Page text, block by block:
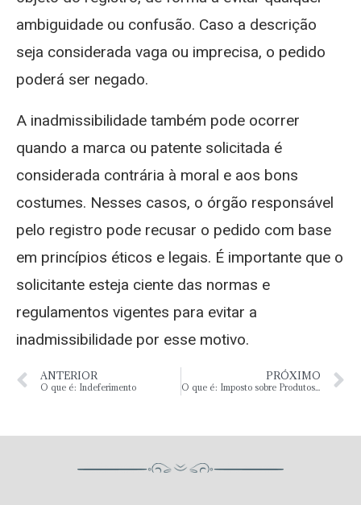
ambiguidade ou confusão. Caso a descrição
seja considerada vaga ou imprecisa, o pedido
poderá ser negado.
A inadmissibilidade também pode ocorrer
quando a marca ou patente solicitada é
considerada contrária à moral e aos bons
costumes. Nesses casos, o órgão responsável
pelo registro pode recusar o pedido com base
em princípios éticos e legais. É importante que o
solicitante esteja ciente das normas e
regulamentos vigentes para evitar a
inadmissibilidade por esse motivo.
ANTERIOR
O que é: Indeferimento
PRÓXIMO
O que é: Imposto sobre Produtos Industrializados (IPI)